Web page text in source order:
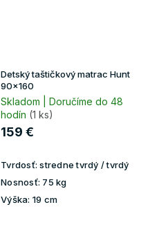
Detský taštičkový matrac Hunt
90x160
Skladom | Doručíme do 48
hodín (1 ks)
159 €
Tvrdosť: stredne tvrdý / tvrdý
Nosnosť: 75 kg
Výška: 19 cm